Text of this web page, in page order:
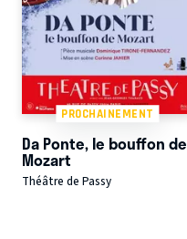
PROCHAINEMENT
Da Ponte, le bouffon de
Mozart
Théâtre de Passy